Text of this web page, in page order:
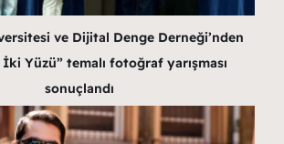
ve Dijital Denge Derneği’nden
Yüzü” temalı fotoğraf yarışması
sonuçlandı